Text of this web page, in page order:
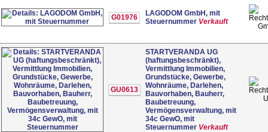
G01976
LAGODOM GmbH, mit
Steuernummer Verkauft
GU0613
STARTVERANDA UG
(haftungsbeschränkt),
Vermittlung Immobilien,
Grundstücke, Gewerbe,
Wohnräume, Darlehen,
Bauvorhaben, Bauherr,
Baubetreuung,
Vermögensverwaltung, mit
34c GewO, mit
Steuernummer Verkauft